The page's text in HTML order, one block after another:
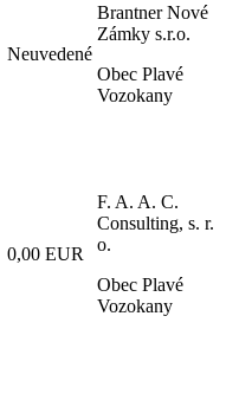
Neuvedené
Brantner Nové
Zámky s.r.o.
Obec Plavé
Vozokany
0,00 EUR
F. A. A. C.
Consulting, s. r.
o.
Obec Plavé
Vozokany